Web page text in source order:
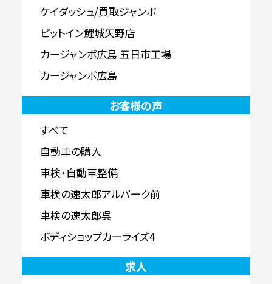
ケイダッシュ/買取ジャンボ
ピットイン鯉城矢野店
カージャンボ広島 五日市工場
カージャンボ広島
お客様の声
すべて
自動車の購入
車検・自動車整備
車検の速太郎アルパーク前
車検の速太郎呉
ボディショップカーライズ4
求人